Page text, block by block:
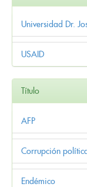
Universidad Dr.
USAID
Título
AFP
Corrupción
Endémico